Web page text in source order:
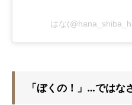
はな
「ぼくの！」…ではな